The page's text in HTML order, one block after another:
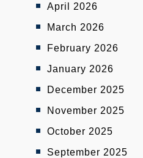
April 2026
March 2026
February 2026
January 2026
December 2025
November 2025
October 2025
September 2025